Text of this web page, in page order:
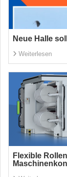
Neue Halle
Weiterlesen
Flexible